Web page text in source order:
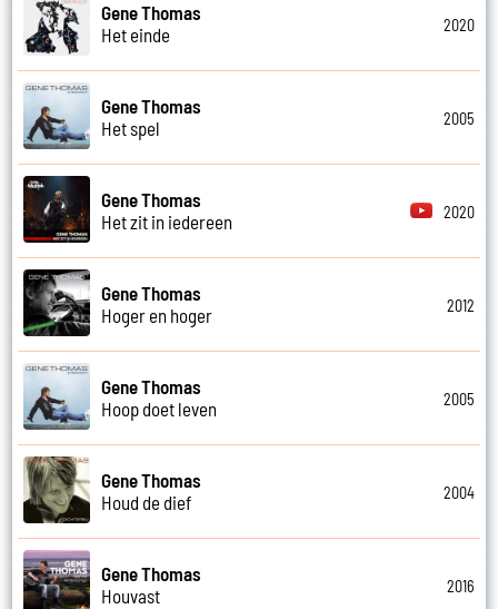
Gene Thomas
Het einde
2020
Gene Thomas
Het spel
2005
Gene Thomas
Het zit in iedereen
2020
Gene Thomas
Hoger en hoger
2012
Gene Thomas
Hoop doet leven
2005
Gene Thomas
Houd de dief
2004
Gene Thomas
Houvast
2016